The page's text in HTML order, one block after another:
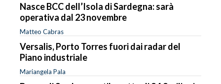
Nasce BCC dell’Isola di Sardegna: sarà
operativa dal 23 novembre
Matteo Cabras
Versalis, Porto Torres fuori dai radar del
Piano industriale
Mariangela Pala